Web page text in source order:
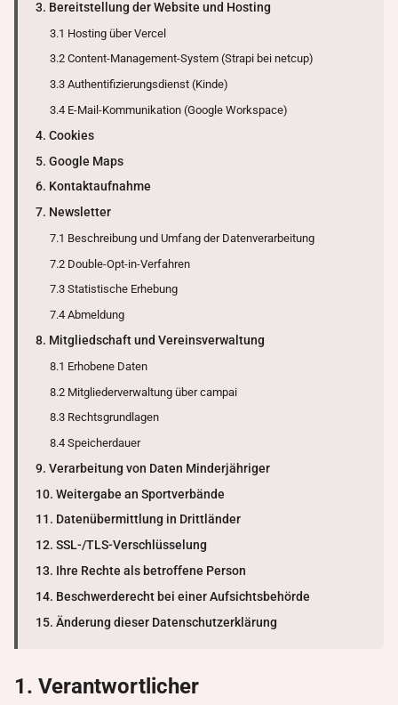
3. Bereitstellung der Website und Hosting
3.1 Hosting über Vercel
3.2 Content-Management-System (Strapi bei netcup)
3.3 Authentifizierungsdienst (Kinde)
3.4 E-Mail-Kommunikation (Google Workspace)
4. Cookies
5. Google Maps
6. Kontaktaufnahme
7. Newsletter
7.1 Beschreibung und Umfang der Datenverarbeitung
7.2 Double-Opt-in-Verfahren
7.3 Statistische Erhebung
7.4 Abmeldung
8. Mitgliedschaft und Vereinsverwaltung
8.1 Erhobene Daten
8.2 Mitgliederverwaltung über campai
8.3 Rechtsgrundlagen
8.4 Speicherdauer
9. Verarbeitung von Daten Minderjähriger
10. Weitergabe an Sportverbände
11. Datenübermittlung in Drittländer
12. SSL-/TLS-Verschlüsselung
13. Ihre Rechte als betroffene Person
14. Beschwerderecht bei einer Aufsichtsbehörde
15. Änderung dieser Datenschutzerklärung
1. Verantwortlicher